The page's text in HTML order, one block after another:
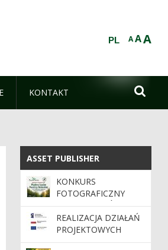
AAA
PL
KONTAKT 
ASSET PUBLISHER
ASSET PUBLISHER
KONKURS
FOTOGRAFICZNY
„PIĘKNO LASÓW
PUSZCZY NOTECKIEJ
ORAZ NADLEŚNICTW
BĘDĄCYCH
REALIZACJA DZIAŁAŃ
PROJEKTOWYCH